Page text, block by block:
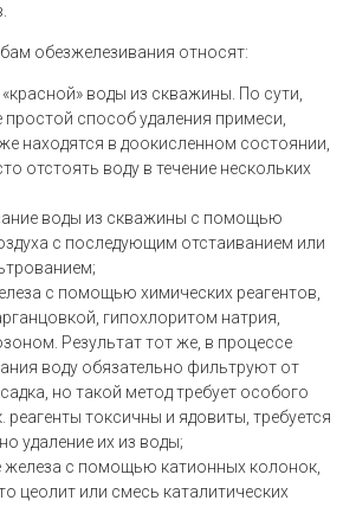
обезжелезивания относят:
воды из скважины. По сути,
простой способ удаления примеси,
находятся в доокисленном состоянии,
отстоять воду в течение нескольких
воды из скважины с помощью
с последующим отстаиванием или
с помощью химических реагентов,
гипохлоритом натрия,
Результат тот же, в процессе
воду обязательно фильтруют от
но такой метод требует особого
реагенты токсичны и ядовиты, требуется
удаление их из воды;
железа с помощью катионных колонок,
цеолит или смесь каталитических